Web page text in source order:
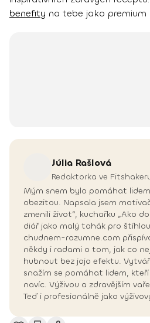
benefity na tebe jako premium
Júlia Rašlová
Redaktorka ve
Mým snem bylo pomáhat
obezitou. Napsala jsem
zmenili život“, kuchařku „Ako
diář jako malý tahák pro
chudnem-rozumne.com
někdy i radami o tom, jak co
hubnout bez jojo efektu.
snažím se pomáhat lidem, kteří
navíc. Výživou a zdravějším
Teď i profesionálně jako